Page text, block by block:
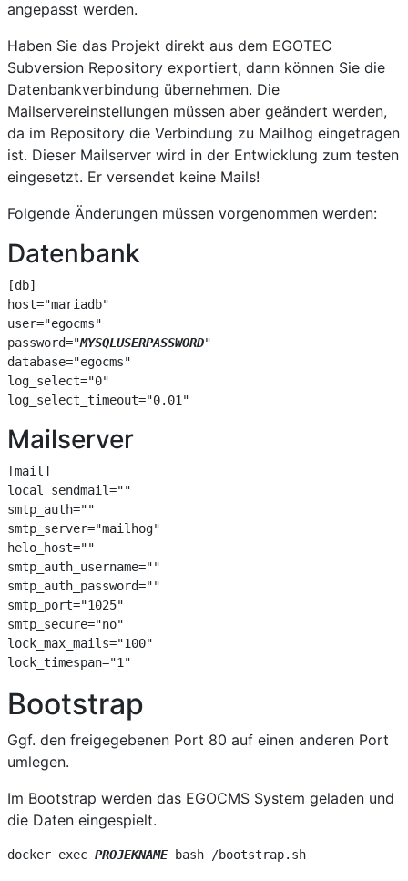
angepasst werden.
Haben Sie das Projekt direkt aus dem EGOTEC
Subversion Repository exportiert, dann können Sie die
Datenbankverbindung übernehmen. Die
Mailservereinstellungen müssen aber geändert werden,
da im Repository die Verbindung zu Mailhog eingetragen
ist. Dieser Mailserver wird in der Entwicklung zum testen
eingesetzt. Er versendet keine Mails!
Folgende Änderungen müssen vorgenommen werden:
Datenbank
[db]
host="mariadb"
user="egocms"
password="MYSQLUSERPASSWORD"
database="egocms"
log_select="0"
log_select_timeout="0.01"
Mailserver
[mail]
local_sendmail=""
smtp_auth=""
smtp_server="mailhog"
helo_host=""
smtp_auth_username=""
smtp_auth_password=""
smtp_port="1025"
smtp_secure="no"
lock_max_mails="100"
lock_timespan="1"
Bootstrap
Ggf. den freigegebenen Port 80 auf einen anderen Port
umlegen.
Im Bootstrap werden das EGOCMS System geladen und
die Daten eingespielt.
docker exec PROJEKNAME bash /bootstrap.sh